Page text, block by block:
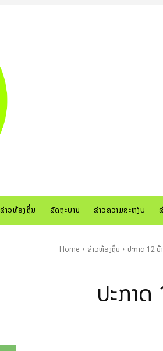
ຂ່າວທ້ອງຖິ່ນ ລັດຖະບານ ຂ່າວຄວາມສະຫງົບ
Home ຂ່າວທ້ອງຖິ່ນ ປະກາດ 12
ປະກາດ